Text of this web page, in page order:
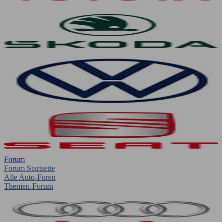
Forum
Forum Startseite
Alle Auto-Foren
Themen-Forum